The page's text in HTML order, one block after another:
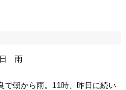
日 雨
で朝から雨。11時、昨日に続い